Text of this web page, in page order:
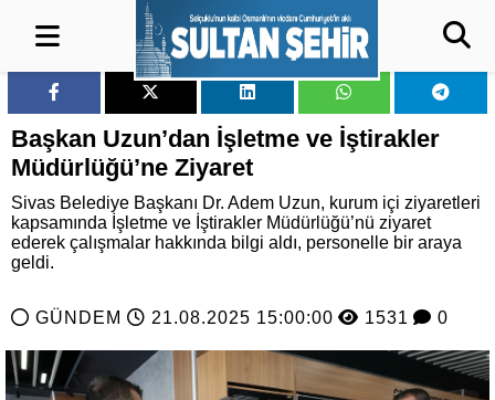
Başkan Uzun’dan İşletme ve İştirakler
Müdürlüğü’ne Ziyaret
Sivas Belediye Başkanı Dr. Adem Uzun, kurum içi ziyaretleri
kapsamında İşletme ve İştirakler Müdürlüğü’nü ziyaret
ederek çalışmalar hakkında bilgi aldı, personelle bir araya
geldi.
GÜNDEM 21.08.2025 15:00:00 1531 0